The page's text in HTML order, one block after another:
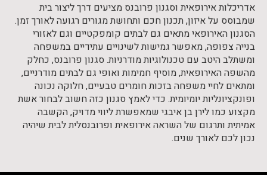
אדריכלות אירופאית וסגנון פרובנס מציעים דרך ליצור בית
שמבוסס על איזון, תכנון חכם ותחושת מגורים רגועה לאורך זמן.
הסגנון האירופאי מתאים גם לבתים קומפקטיים וגם לאזורי
בנייה צפופה, מאפשר גמישות לשינויים עתידיים במשפחה
ומשתלב היטב עם טכנולוגיות מודרניות. סגנון פרובנס, כחלק
מהשפה האירופאית, מוסיף חמימות ואופי גם לבתים מודרניים,
ומתאים לחיי משפחה בזכות חומרים טבעיים, חלוקה נכונה
ופונקציונליות יומיומית. כדי לאמץ סגנון כזה חשוב לבחור אשת
מקצוע כמו לירן בן איבגי שמאפשרת ליווי מדויק, הקשבה
אמיתית ותרגום של השראה אירופאית ופרובנסלית לבית שיהיה
נכון לכם לאורך שנים.